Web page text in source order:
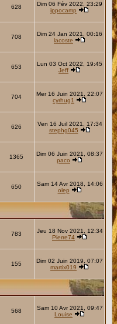
628
Dim 06 Fév 2022, 23:29
ippocamp
708
Dim 24 Jan 2021, 00:16
lacoste
653
Lun 03 Oct 2022, 19:45
Jeff
704
Mer 16 Juin 2021, 22:07
cyrhug1
626
Ven 16 Juil 2021, 17:34
stephg045
1365
Dim 06 Juin 2021, 08:37
paco
650
Sam 14 Avr 2018, 14:06
olep
783
Jeu 18 Nov 2021, 12:34
Pierre74
155
Dim 02 Juin 2019, 07:07
martix019
568
Sam 10 Avr 2021, 09:47
Louise